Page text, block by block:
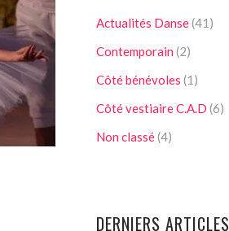
Actualités Danse(41)
Contemporain (2)
Côté bénévoles (1)
Côté vestiaire C.A.D (6)
Non classé(4)
DERNIERS ARTICLES